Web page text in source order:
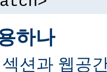
하나
션과 웹공